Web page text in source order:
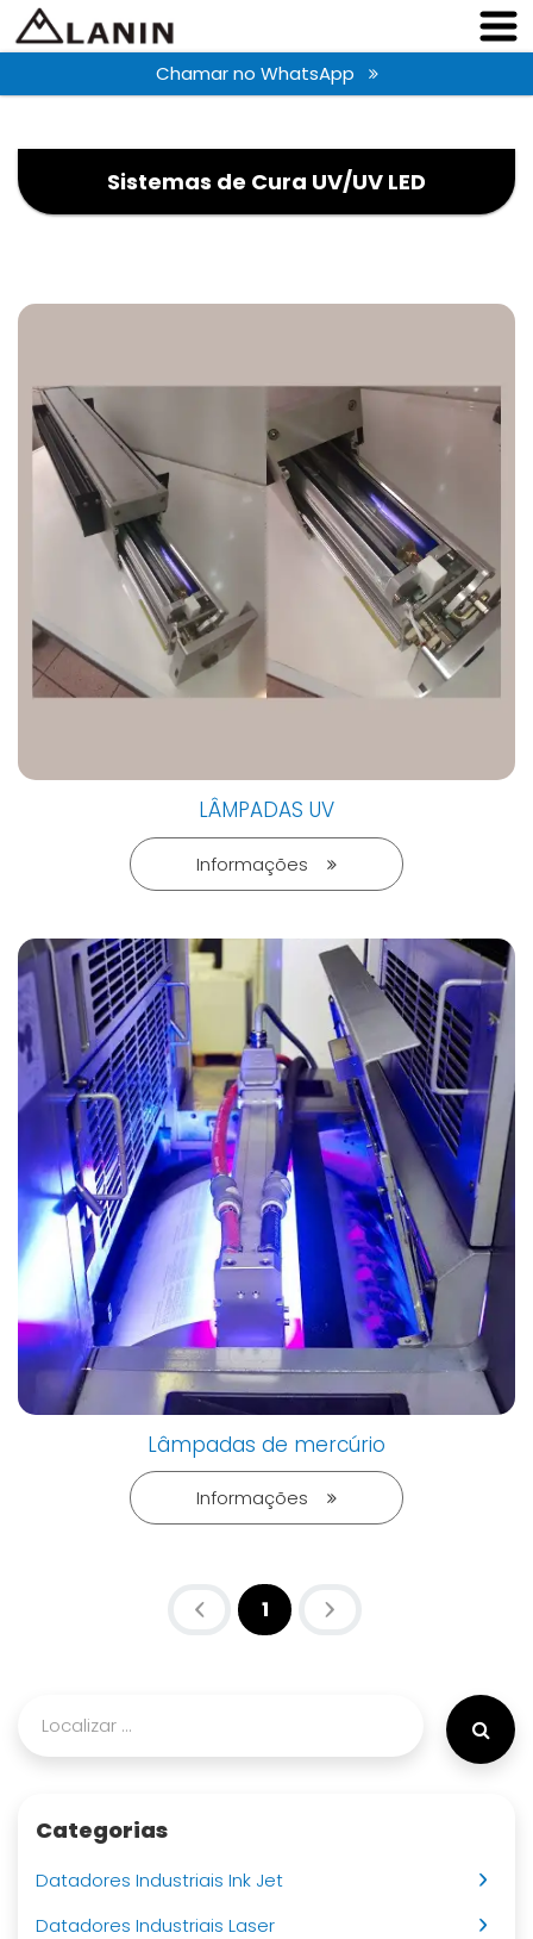
Chamar no WhatsApp
Sistemas de Cura UV/UV LED
LÂMPADAS UV
Informações
Lâmpadas de mercúrio
Informações
1 (atual)
Categorias
Datadores Industriais Ink Jet
Datadores Industriais Laser